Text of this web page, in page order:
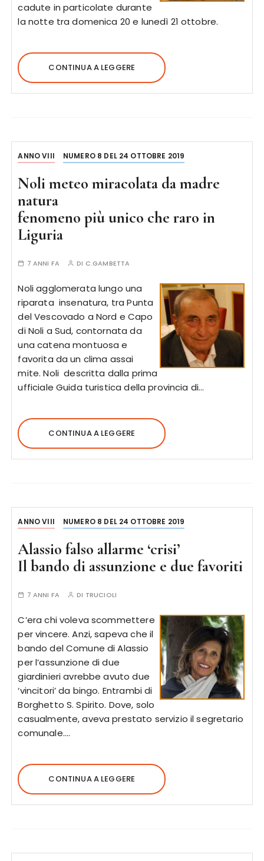
cadute in particolate durante
la notte tra domenica 20 e lunedì 21 ottobre.
CONTINUA A LEGGERE
ANNO VIII NUMERO 8 DEL 24 OTTOBRE 2019
Noli meteo miracolata da madre
natura
fenomeno più unico che raro in
Liguria
7 ANNI FA DI C.GAMBETTA
Noli agglomerata lungo una
riparata insenatura, tra Punta
del Vescovado a Nord e Capo
di Noli a Sud, contornata da
una catena montuosa e
favorita da un clima assai
mite. Noli descritta dalla prima
ufficiale Guida turistica della provincia di…
CONTINUA A LEGGERE
ANNO VIII NUMERO 8 DEL 24 OTTOBRE 2019
Alassio falso allarme ‘crisi’
Il bando di assunzione e due favoriti
7 ANNI FA DI TRUCIOLI
C’era chi voleva scommettere
per vincere. Anzi, sapeva che il
bando del Comune di Alassio
per l’assunzione di due
giardinieri avrebbe avuto due
‘vincitori’ da bingo. Entrambi di
Borghetto S. Spirito. Dove, solo
casualmente, aveva prestato servizio il segretario
comunale….
CONTINUA A LEGGERE